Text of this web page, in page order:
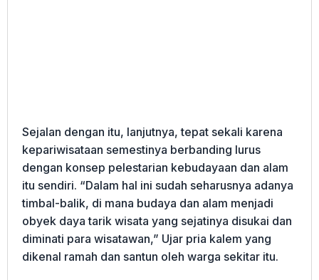
Sejalan dengan itu, lanjutnya, tepat sekali karena
kepariwisataan semestinya berbanding lurus
dengan konsep pelestarian kebudayaan dan alam
itu sendiri. “Dalam hal ini sudah seharusnya adanya
timbal-balik, di mana budaya dan alam menjadi
obyek daya tarik wisata yang sejatinya disukai dan
diminati para wisatawan,” Ujar pria kalem yang
dikenal ramah dan santun oleh warga sekitar itu.